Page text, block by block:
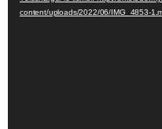
content/uploads/2022/06/IMG_4853-